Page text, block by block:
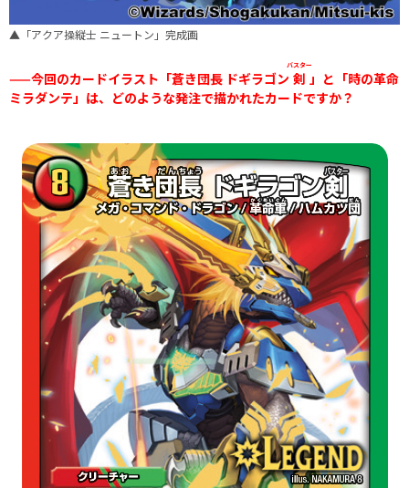
▲「アクア操縦士 ニュートン」完成画
——今回のカードイラスト「蒼き団長 ドギラゴン 剣
バスター
」と「時の革命
ミラダンテ」は、どのような発注で描かれたカードですか？